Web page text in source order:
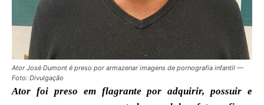
Ator José Dumont é preso por armazenar imagens de pornografia infantil —
Foto: Divulgação
Ator foi preso em flagrante por adquirir, possuir e